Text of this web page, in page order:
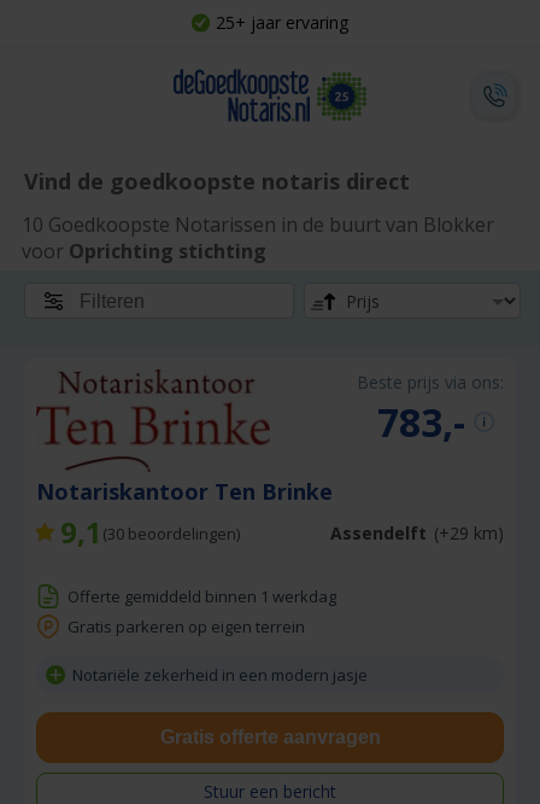
25+ jaar ervaring
Vind de goedkoopste notaris direct
10 Goedkoopste Notarissen in de buurt van Blokker
voor Oprichting stichting
Filteren
Beste prijs via ons:
783,-
Notariskantoor Ten Brinke
9,1 (30 beoordelingen) Assendelft (+29 km)
Offerte gemiddeld binnen 1 werkdag
Gratis parkeren op eigen terrein
Notariële zekerheid in een modern jasje
Gratis offerte aanvragen
Stuur een bericht